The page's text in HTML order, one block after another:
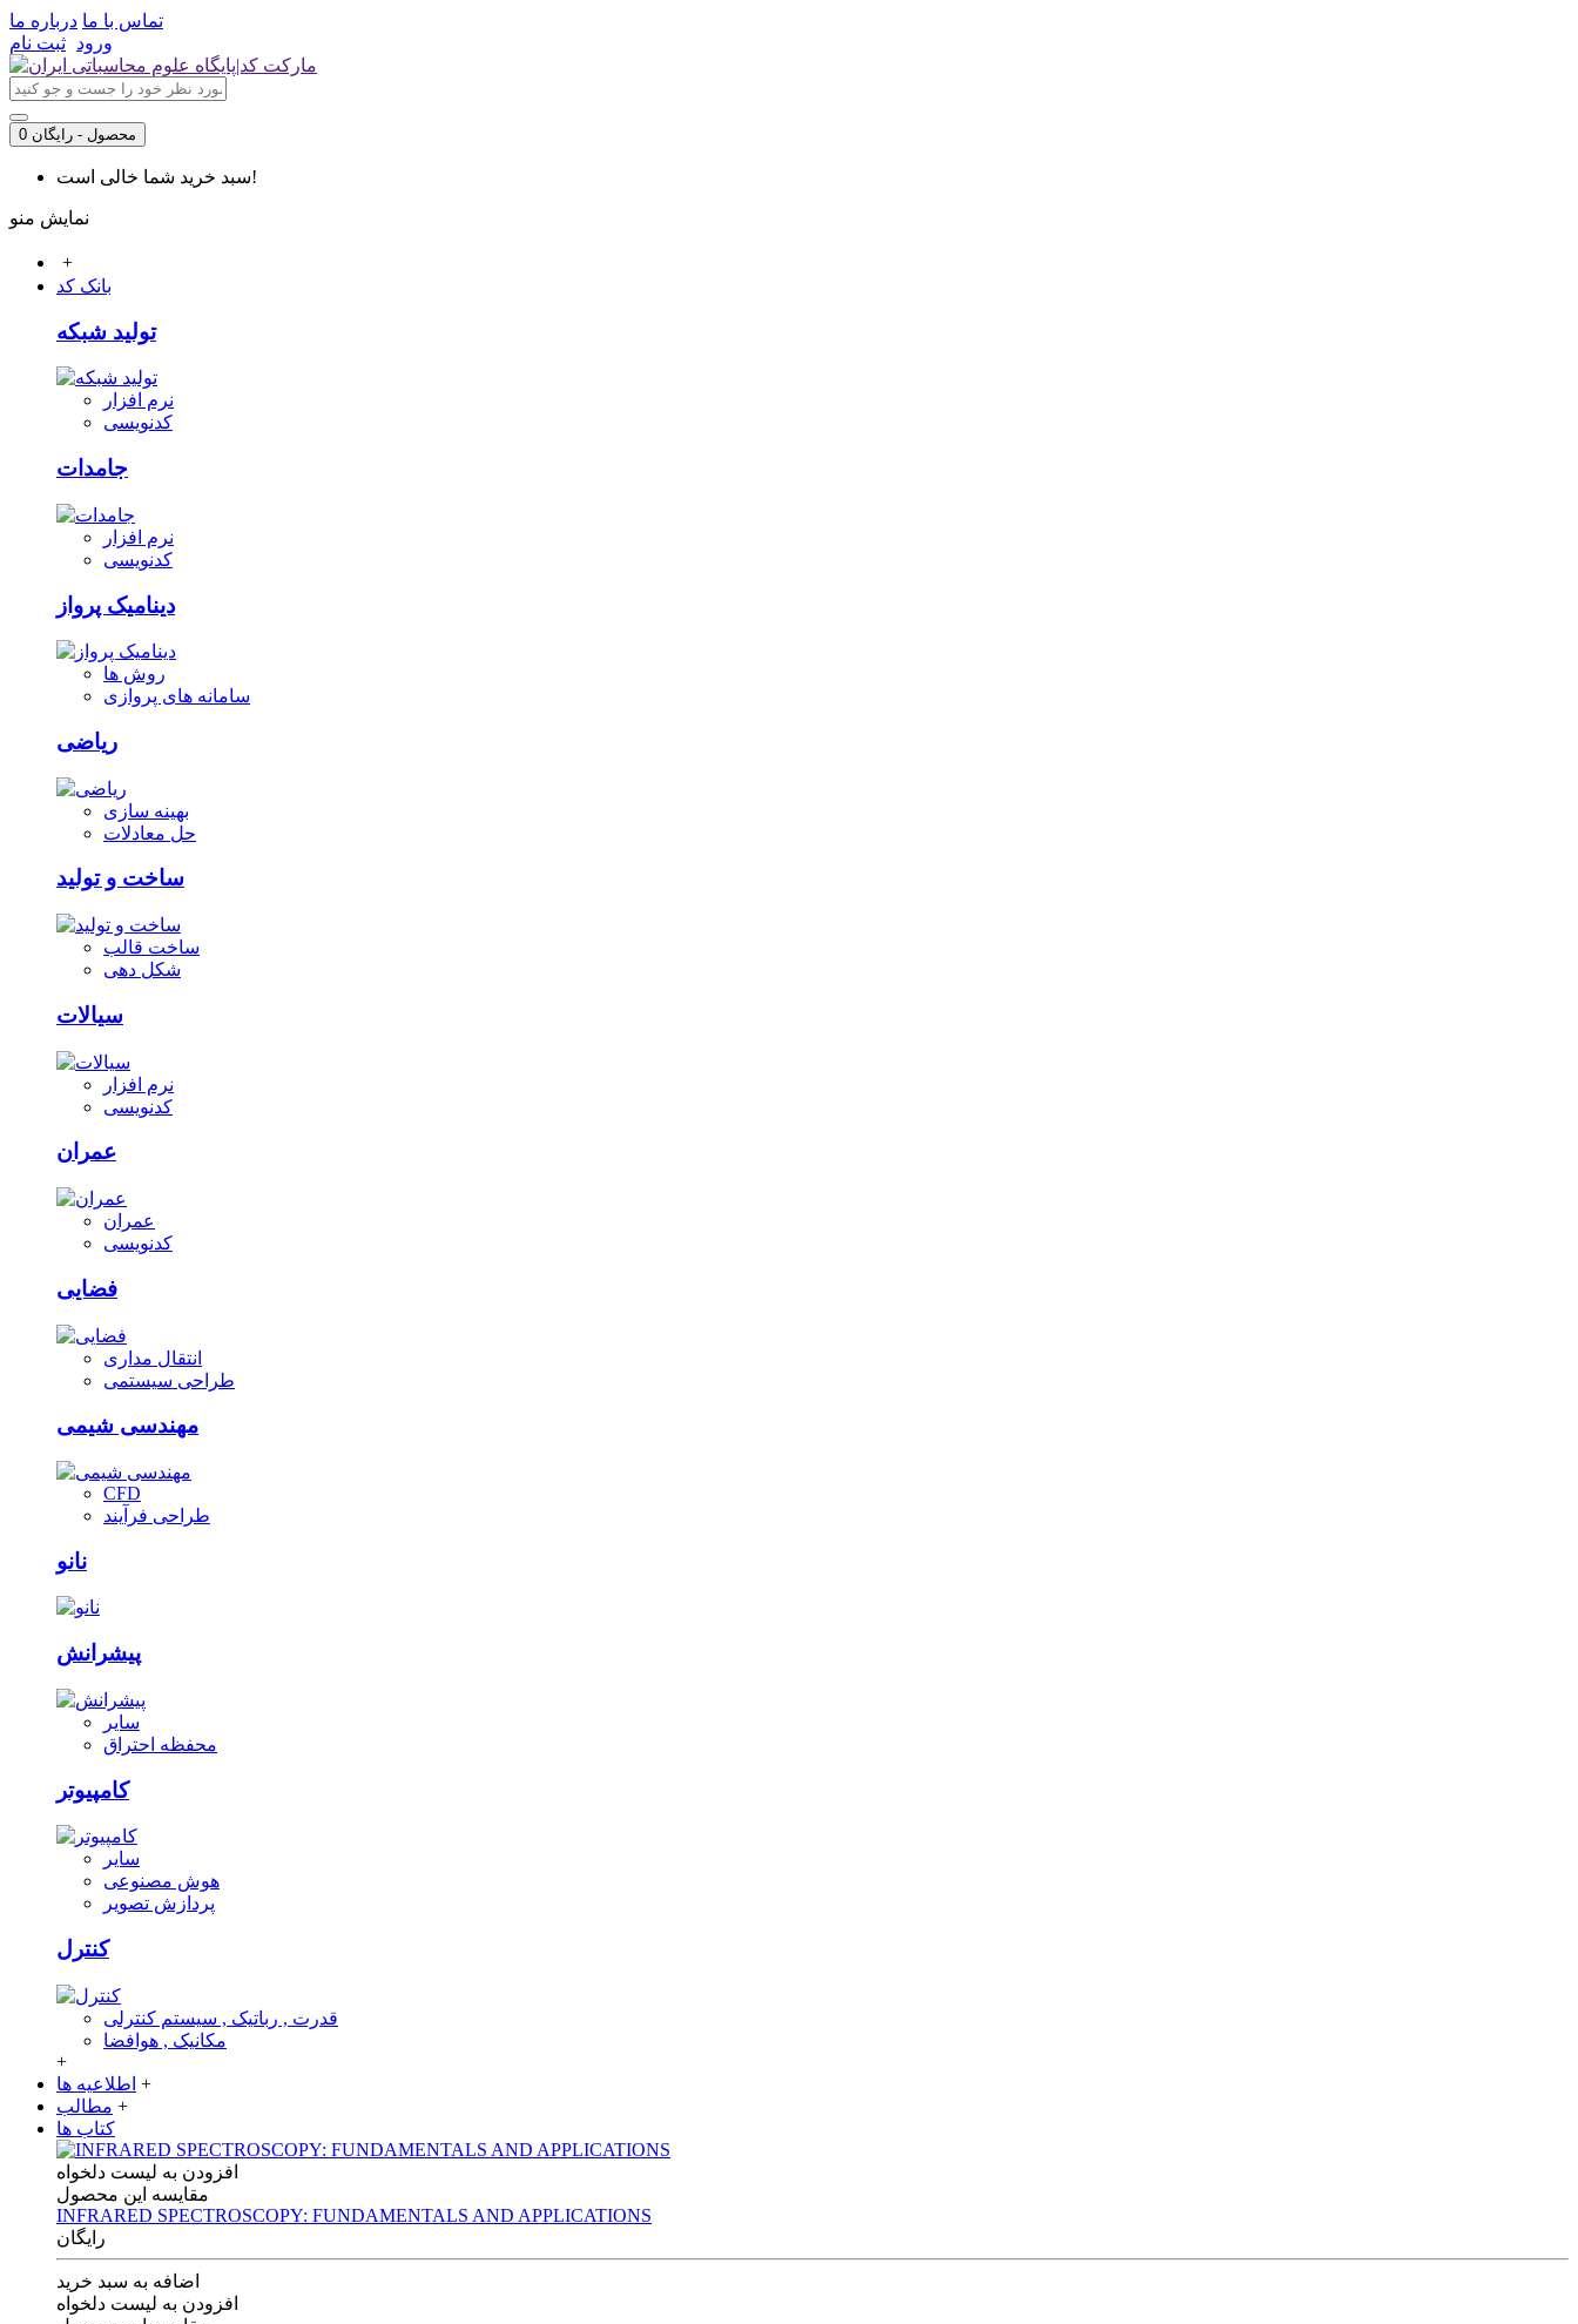
تماس با ما درباره ما
ورود ثبت نام
0 محصول - رایگان
سبد خرید شما خالی است!
نمایش منو
+
بانک کد
تولید شبکه
نرم افزار
کدنویسی
جامدات
نرم افزار
کدنویسی
دینامیک پرواز
روش ها
سامانه های پروازی
ریاضی
بهینه سازی
حل معادلات
ساخت و تولید
ساخت قالب
شکل دهی
سیالات
نرم افزار
کدنویسی
عمران
عمران
کدنویسی
فضایی
انتقال مداری
طراحی سیستمی
مهندسی شیمی
CFD
طراحی فرآیند
نانو
پیشرانش
سایر
محفظه احتراق
کامپیوتر
سایر
هوش مصنوعی
پردازش تصویر
کنترل
قدرت , رباتیک , سیستم کنترلی
مکانیک , هوافضا
+
اطلاعیه ها +
مطالب +
کتاب ها
افزودن به لیست دلخواه
مقایسه این محصول
INFRARED SPECTROSCOPY: FUNDAMENTALS AND APPLICATIONS
رایگان
اضافه به سبد خرید
افزودن به لیست دلخواه